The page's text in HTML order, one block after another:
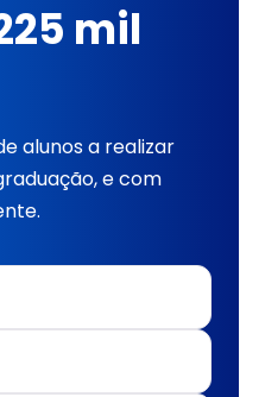
mil
alunos a realizar
e com